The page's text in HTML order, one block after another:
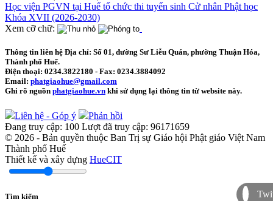
Học viện PGVN tại Huế tổ chức thi tuyển sinh Cử nhân Phật học
Khóa XVII (2026-2030)
Xem cỡ chữ:
Thông tin liên hệ Địa chỉ: Số 01, đường Sư Liễu Quán, phường Thuận Hóa,
Thành phố Huế.
Điện thoại: 0234.3822180 - Fax: 0234.3884092
Email: phatgiaohue@gmail.com
Ghi rõ nguồn phatgiaohue.vn khi sử dụng lại thông tin từ website này.
Liên hệ - Góp ý
Phản hồi
Đang truy cập: 100 Lượt đã truy cập: 96171659
© 2026 - Bản quyền thuộc Ban Trị sự Giáo hội Phật giáo Việt Nam
Thành phố Huế
Thiết kế và xây dựng HueCIT
Tìm kiếm